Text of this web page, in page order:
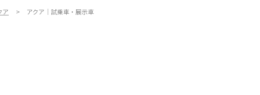
ア アクア｜試乗車・展示車